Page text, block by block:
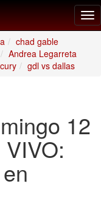
chad gable
Andrea Legarreta
gdl vs dallas
12